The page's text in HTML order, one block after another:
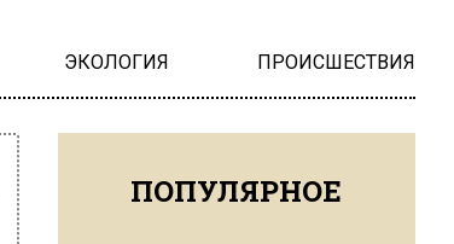
ЭКОЛОГИЯ ПРОИСШЕСТВИЯ
ПОПУЛЯРНОЕ